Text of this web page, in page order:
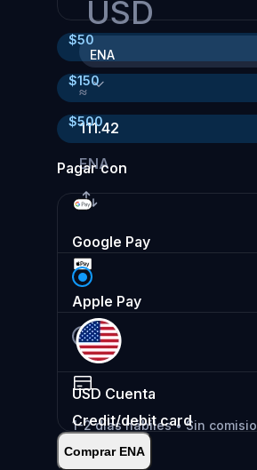
USD
ENA
≈
111.42
ENA
$50
$150
$500
Pagar con
Google Pay
Apple Pay
USD Cuenta
1-2 días hábiles • Sin
Depositar
Credit/debit card
Instantáneo
Comprar ENA